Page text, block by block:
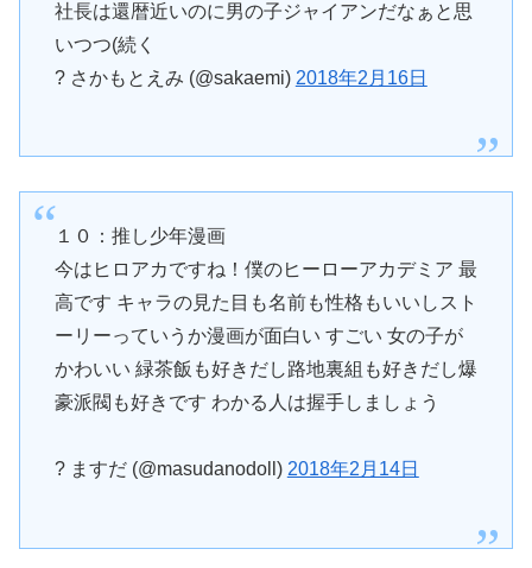
社長は還暦近いのに男の子ジャイアンだなぁと思
いつつ(続く
? さかもとえみ (@sakaemi) 2018年2月16日
１０：推し少年漫画
今はヒロアカですね！僕のヒーローアカデミア 最
高です キャラの見た目も名前も性格もいいしスト
ーリーっていうか漫画が面白い すごい 女の子が
かわいい 緑茶飯も好きだし路地裏組も好きだし爆
豪派閥も好きです わかる人は握手しましょう
? ますだ (@masudanodoll) 2018年2月14日